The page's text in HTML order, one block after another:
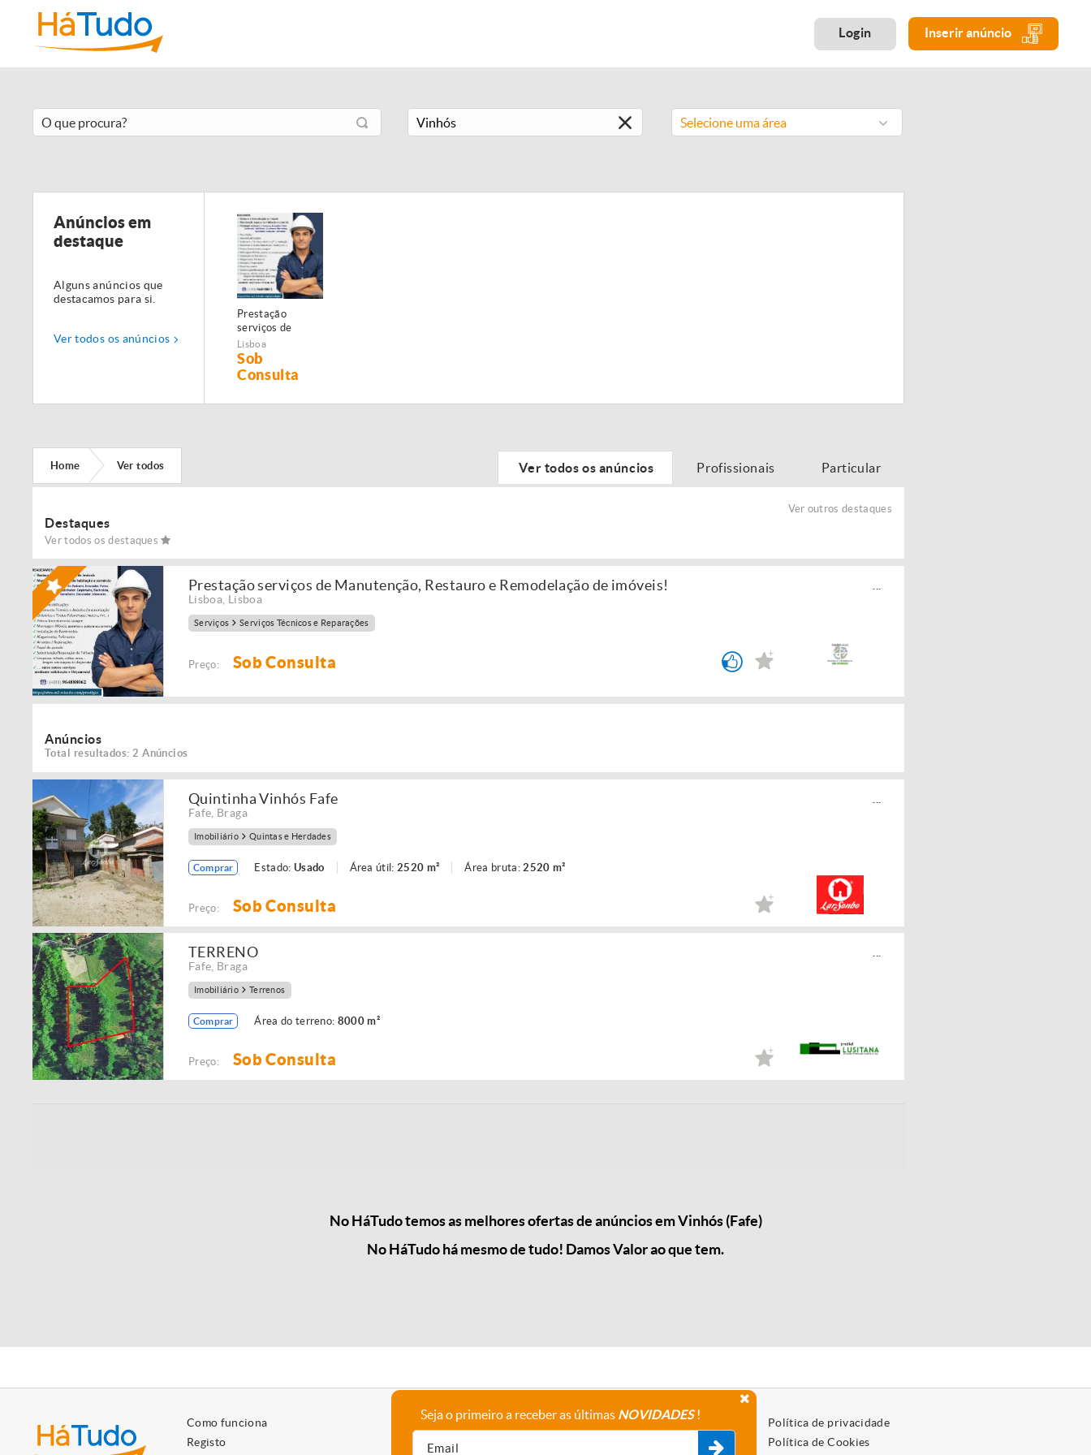
Login Inserir anúncio
Selecione uma área
Anúncios em
destaque
Alguns anúncios que
destacamos para si.
Ver todos os anúncios
Prestação
serviços de
Manutenção,
Restauro e
Remodelação de
imóveis!
Lisboa
Sob
Consulta
Home Ver todos Ver todos os anúncios Profissionais Particular
Ver outros destaques
Destaques
Ver todos os destaques
Prestação serviços de Manutenção, Restauro e Remodelação de imóveis!
Lisboa Lisboa
Serviços Serviços Técnicos e Reparações
Preço: Sob Consulta
Anúncios
Total resultados: 2 Anúncios
Quintinha Vinhós Fafe
Fafe Braga
Imobiliário Quintas e Herdades
Comprar Estado: Usado Área útil:2520 m² Área bruta:2520 m²
Preço: Sob Consulta
TERRENO
Fafe Braga
Imobiliário Terrenos
Comprar Área do terreno: 8000 m²
Preço: Sob Consulta
No HáTudo temos as melhores ofertas de anúncios em Vinhós (Fafe)
No HáTudo há mesmo de tudo! Damos Valor ao que tem.
Como funciona
Registo
A empresa
Política de privacidade
Política de Cookies
Seja o primeiro a receber as últimas NOVIDADES!